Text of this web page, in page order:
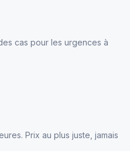
cas pour les urgences à
Prix au plus juste, jamais